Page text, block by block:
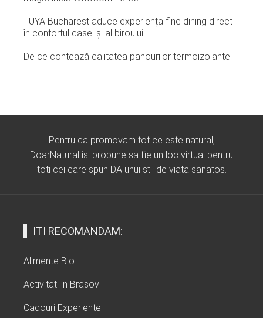
TUYA Bucharest aduce experiența fine dining direct
în confortul casei și al biroului
De ce contează calitatea panourilor termoizolante
Pentru ca promovam tot ce este natural,
DoarNatural isi propune sa fie un loc virtual pentru
toti cei care spun DA unui stil de viata sanatos.
ITI RECOMANDAM:
Alimente Bio
Activitati in Brasov
Cadouri Experiente